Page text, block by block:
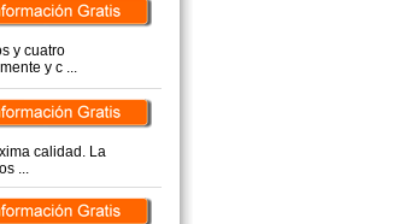
y cuatro
y c ...
calidad. La
...